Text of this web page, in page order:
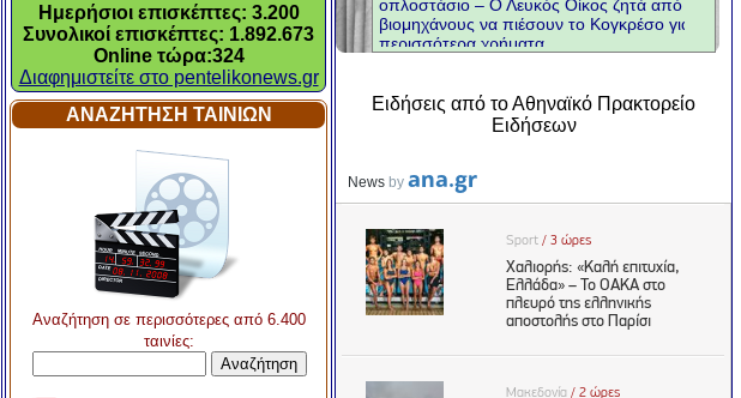
Ημερήσιοι επισκέπτες: 3.200
Συνολικοί επισκέπτες: 1.892.673
Online τώρα:324
Διαφημιστείτε στο pentelikonews.gr
ΑΝΑΖΗΤΗΣΗ ΤΑΙΝΙΩΝ
Αναζήτηση σε περισσότερες από 6.400
ταινίες:
Ειδήσεις από το Αθηναϊκό Πρακτορείο
Ειδήσεων